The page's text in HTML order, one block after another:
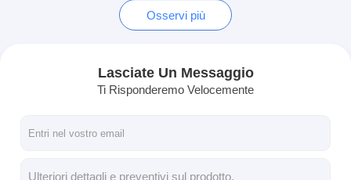
Osservi più
Lasciate Un Messaggio
Ti Risponderemo Velocemente